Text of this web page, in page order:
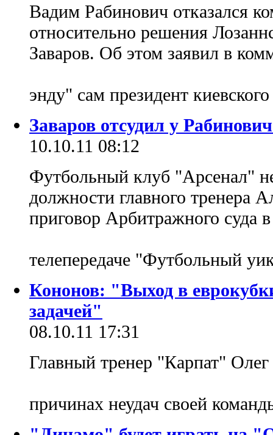
Вадим Рабинович отказался
относительно решения
Заваров. Об этом заявил в
энду" сам президент
Заваров отсудил у
10.10.11 08:12
Футбольный клуб "Арсенал"
должности главного тренера
приговор Арбитражного суда
телепередаче "Футбольный
Кононов: "Выход в
задачей"
08.10.11 17:31
Главный тренер "Карпат" Олег
причинах неудач своей